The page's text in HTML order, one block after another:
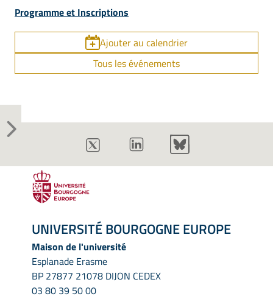
Programme et Inscriptions
Ajouter au calendrier
Tous les événements
UNIVERSITÉ BOURGOGNE EUROPE
Maison de l'université
Esplanade Erasme
BP 27877 21078 DIJON CEDEX
03 80 39 50 00